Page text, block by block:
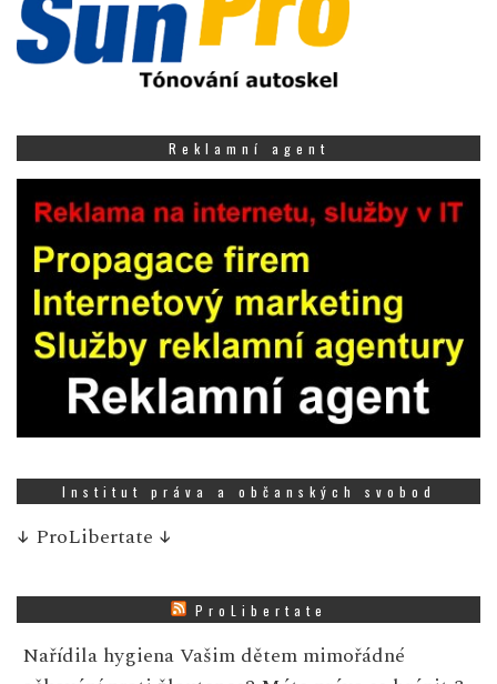
Reklamní agent
Institut práva a občanských svobod
↓ ProLibertate ↓
ProLibertate
Nařídila hygiena Vašim dětem mimořádné